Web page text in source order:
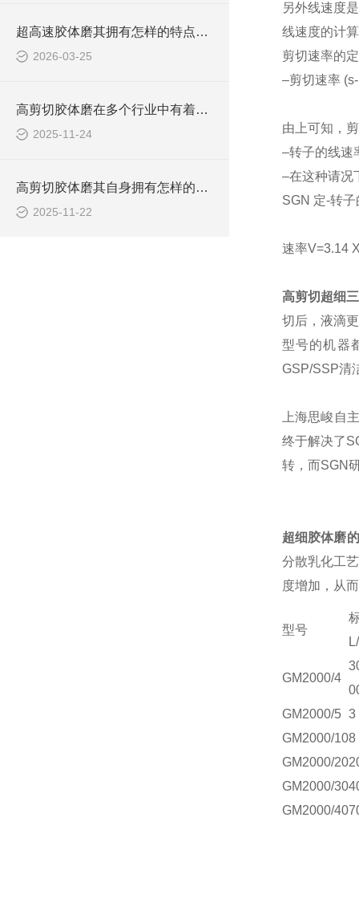
超高速胶体磨其拥有怎样的特点呢？
2026-03-25
高剪切胶体磨在多个行业中有着广泛的应用
2025-11-24
高剪切胶体磨其自身拥有怎样的作用呢？
2025-11-22
另外线速度
线速度的计算
剪切速率的
–剪切速率
由上可知，
–转子的线速
–在这种请况
SGN 定-转
速率V=3.14
高剪切超细
切后，液滴
型号的机器
GSP/SSP清
上海思峻 自
终于解决了
转，而SGN
超细胶体磨
分散乳化工
度增加，从
型号
GM2000/4
GM2000/5 3
GM2000/108
GM2000/20
GM2000/30
GM2000/40